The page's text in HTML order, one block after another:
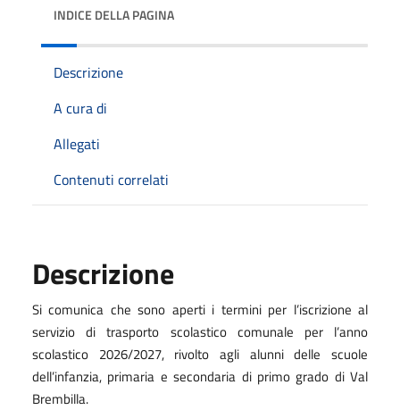
INDICE DELLA PAGINA
Descrizione
A cura di
Allegati
Contenuti correlati
Descrizione
Si comunica che sono aperti i termini per l’iscrizione al
servizio di trasporto scolastico comunale per l’anno
scolastico 2026/2027, rivolto agli alunni delle scuole
dell’infanzia, primaria e secondaria di primo grado di Val
Brembilla.